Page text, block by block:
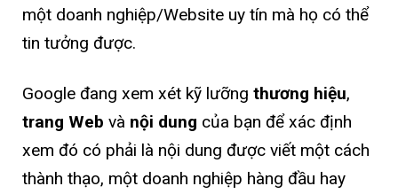
một doanh nghiệp/Website uy tín mà họ có thể
tin tưởng được.
Google đang xem xét kỹ lưỡng thương hiệu,
trang Web và nội dung của bạn để xác định
xem đó có phải là nội dung được viết một cách
thành thạo, một doanh nghiệp hàng đầu hay